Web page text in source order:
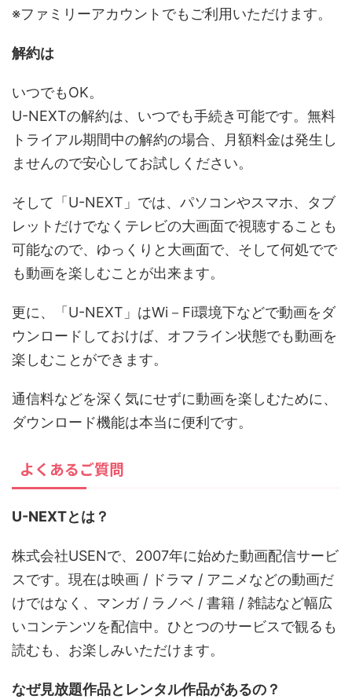
※ファミリーアカウントでもご利用いただけます。
解約は
いつでもOK。
U-NEXTの解約は、いつでも手続き可能です。無料
トライアル期間中の解約の場合、月額料金は発生し
ませんので安心してお試しください。
そして「U-NEXT」では、パソコンやスマホ、タブ
レットだけでなくテレビの大画面で視聴することも
可能なので、ゆっくりと大画面で、そして何処でで
も動画を楽しむことが出来ます。
更に、「U-NEXT」はWi－Fi環境下などで動画をダ
ウンロードしておけば、オフライン状態でも動画を
楽しむことができます。
通信料などを深く気にせずに動画を楽しむために、
ダウンロード機能は本当に便利です。
よくあるご質問
U-NEXTとは？
株式会社USENで、2007年に始めた動画配信サービ
スです。現在は映画 / ドラマ / アニメなどの動画だ
けではなく、マンガ / ラノベ / 書籍 / 雑誌など幅広
いコンテンツを配信中。ひとつのサービスで観るも
読むも、お楽しみいただけます。
なぜ見放題作品とレンタル作品があるの？